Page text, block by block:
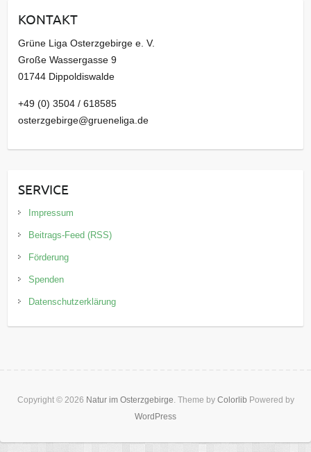
v
KONTAKT
Grüne Liga Osterzgebirge e. V.
Große Wassergasse 9
01744 Dippoldiswalde
+49 (0) 3504 / 618585
osterzgebirge@grueneliga.de
SERVICE
Impressum
Beitrags-Feed (RSS)
Förderung
Spenden
Datenschutzerklärung
Copyright © 2026 Natur im Osterzgebirge . Theme by Colorlib Powered by
WordPress